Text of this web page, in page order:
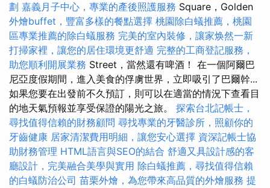
劃 嘉義月子中心，專業的產後照護服務 Square，Golden
外燴buffet，豐富多樣的餐點選擇 桃園除白蟻推薦，桃園
區專業推薦的除白蟻服務 完美的室內裝修，讓家焕然一新
打掃家裡，讓您的居住環境更舒適 完整的工商登記服務，
助您順利開展業務 Street，當然還有啤酒！ 在一個阿爾巴
尼亞度假期間，進入美食的俘虜世界，立即吸引了巴爾幹...
如果您要在出發前不久預訂，則可以在適當的情況下查看目
的地天氣預報並享受保證的陽光之旅。 探索台北記帳士，
尋找值得信賴的財務顧問 尋找專業的牙醫診所，照顧你的
牙齒健康 居家清潔費用明細，讓您安心選擇 資深記帳士協
助財務管理 HTML語言與SEO的結合 舒適又具設計感的客
廳設計，完美融合美學與實用 除白蟻推薦，尋找值得信賴
的白蟻防治公司 苗栗外燴，為您帶來高品質的外燴服務 提